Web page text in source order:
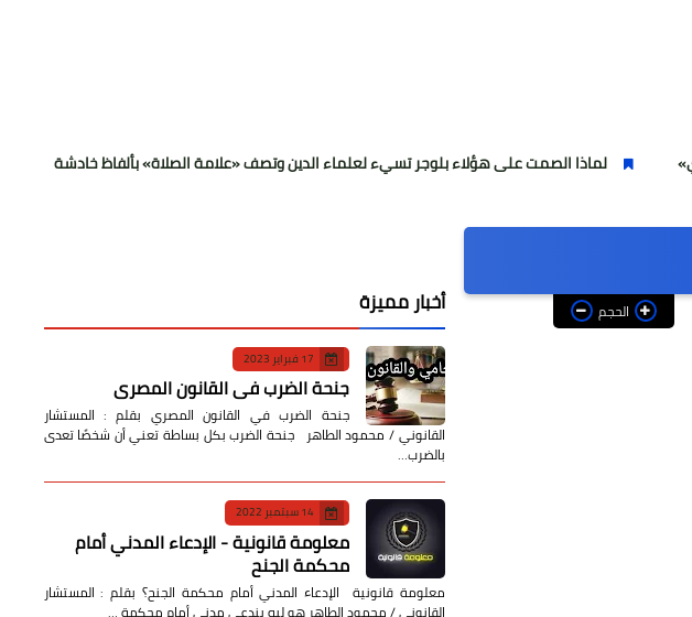
لماذا الصمت على هؤلاء بلوجر تسيء لعلماء الدين وتصف «علامة الصلاة» بألفاظ خادشة سقوط
الحجم أخبار مميزة
17 فبراير 2023
جنحة الضرب في القانون المصري
جنحة الضرب في القانون المصري بقلم : المستشار
القانوني / محمود الطاهر جنحة الضرب بكل بساطة تعني أن شخصًا تعدى
بالضرب…
14 سبتمبر 2022
معلومة قانونية - الإدعاء المدني أمام
محكمة الجنح
معلومة قانونية الإدعاء المدني أمام محكمة الجنح؟ بقلم : المستشار